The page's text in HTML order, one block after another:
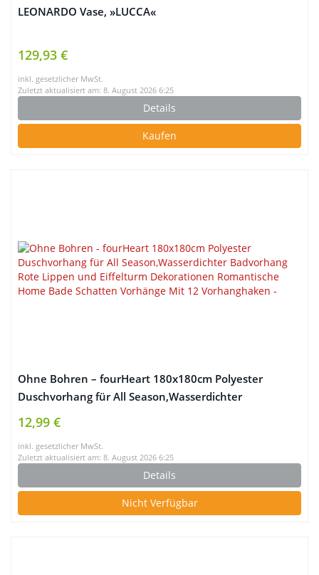
LEONARDO Vase, »LUCCA«
129,93 €
inkl. gesetzlicher MwSt.
Zuletzt aktualisiert am: 8. August 2026 6:25
Details
Kaufen
Ohne Bohren – fourHeart 180x180cm Polyester
Duschvorhang für All Season,Wasserdichter
Badvorhang Rote Lippen und Eiffelturm Dekorationen
Romantische Home Bade Schatten Vorhänge Mit 12
Vorhanghaken
12,99 €
inkl. gesetzlicher MwSt.
Zuletzt aktualisiert am: 8. August 2026 6:25
Details
Nicht Verfügbar